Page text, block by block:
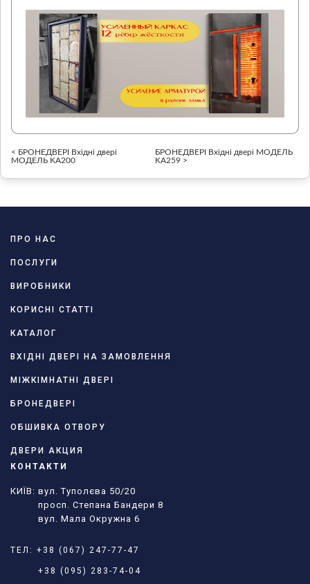
< БРОНЕДВЕРІ Вхідні двері
МОДЕЛЬ KA200
БРОНЕДВЕРІ Вхідні двері МОДЕЛЬ
KA259 >
ПРО НАС
ПОСЛУГИ
ВИРОБНИКИ
КОРИСНІ СТАТТІ
КАТАЛОГ
ВХІДНІ ДВЕРІ НА ЗАМОВЛЕННЯ
МІЖКІМНАТНІ ДВЕРІ
БРОНЕДВЕРІ
ОБШИВКА ОТВОРУ
ДВЕРИ АКЦИЯ
КОНТАКТИ
КИЇВ: вул. Туполєва 50/20
просп. Степана Бандери 8
вул. Мала Окружна 6
ТЕЛ: +38 (067) 247-77-47
+38 (095) 283-74-04